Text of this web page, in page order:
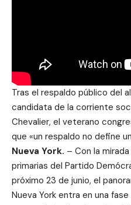
Tras el respaldo público del
candidata de la corriente
Chevalier, el veterano
que «un respaldo no define
Nueva York. – Con la
primarias del Partido
próximo 23 de junio, el
Nueva York entra en una